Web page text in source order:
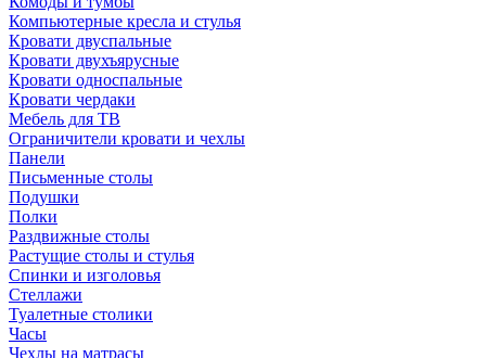
Компьютерные кресла и стулья
Кровати двуспальные
Кровати двухъярусные
Кровати односпальные
Кровати чердаки
Мебель для ТВ
Ограничители кровати и чехлы
Панели
Письменные столы
Подушки
Полки
Раздвижные столы
Растущие столы и стулья
Спинки и изголовья
Стеллажи
Туалетные столики
Часы
Чехлы на матрасы